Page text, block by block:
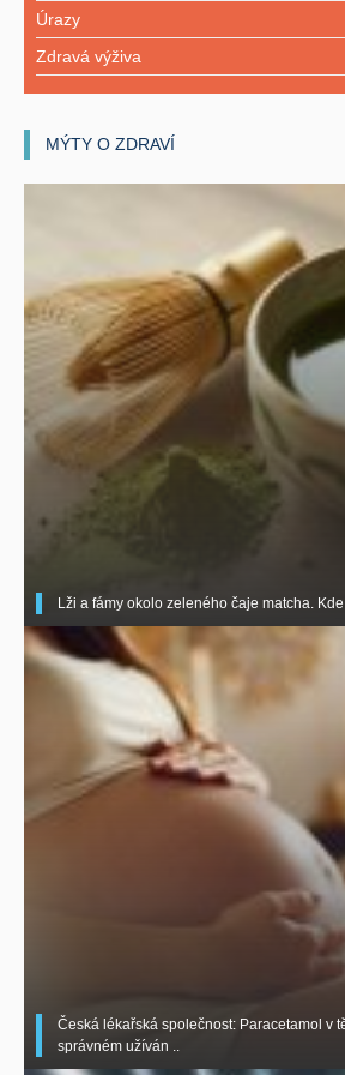
Úrazy
Zdravá výživa
MÝTY O ZDRAVÍ
Lži a fámy okolo zeleného čaje matcha.
Česká lékařská společnost: Paracetamol v
správném užíván ..